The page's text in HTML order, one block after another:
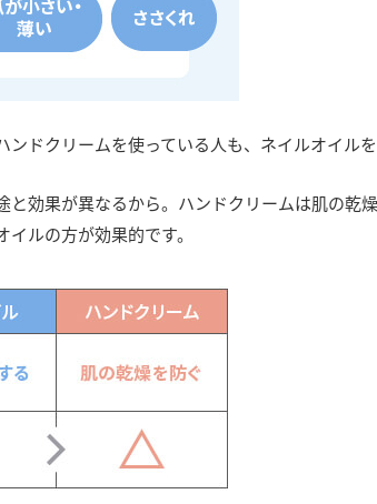
ンドクリームを使っている人も、ネイルオイル
と効果が異なるから。ハンドクリームは肌の乾
ルの方が効果的です。